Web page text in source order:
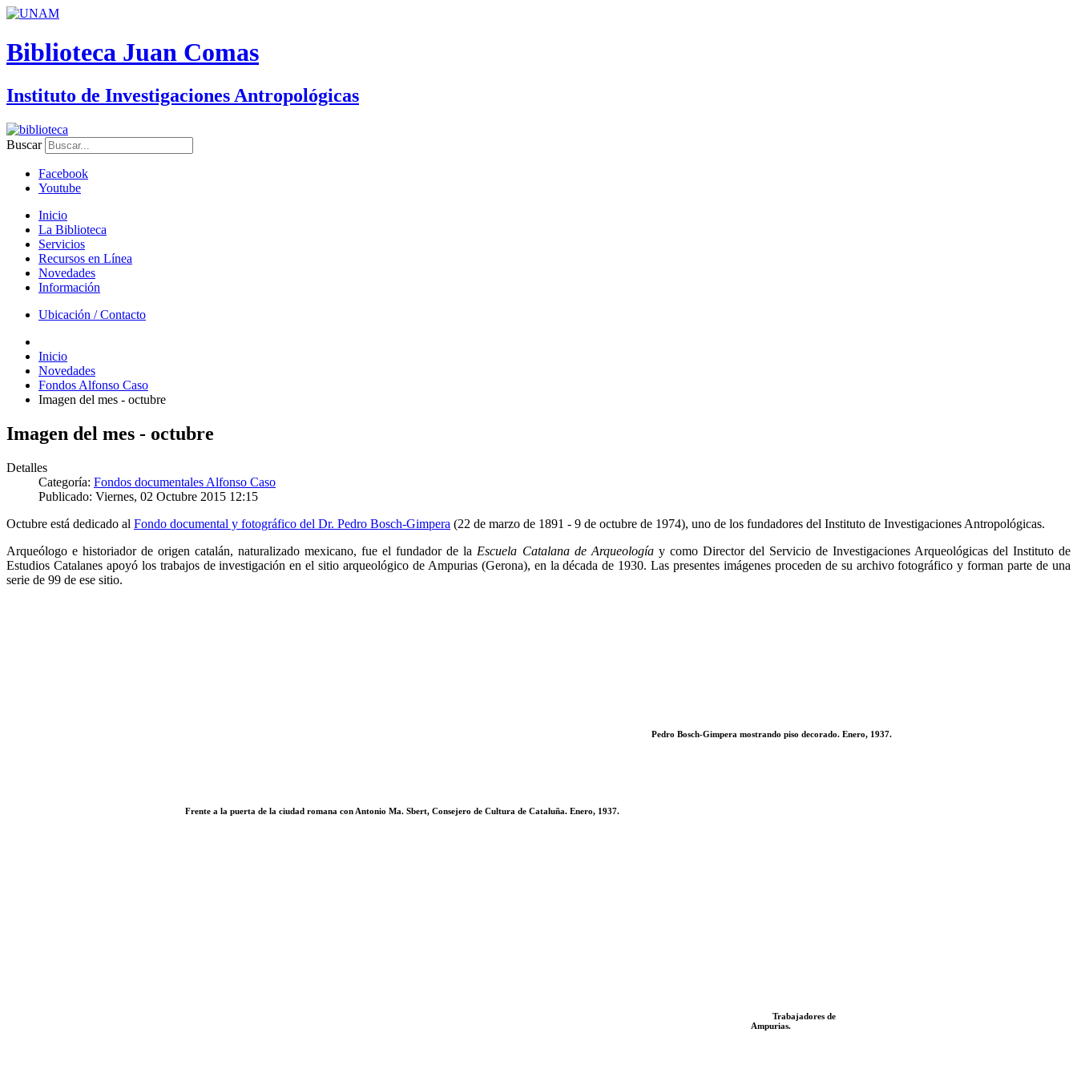
Biblioteca Juan Comas
Instituto de Investigaciones Antropológicas
Buscar
Facebook
Youtube
Inicio
La Biblioteca
Servicios
Recursos en Línea
Novedades
Información
Ubicación / Contacto
Inicio
Novedades
Fondos Alfonso Caso
Imagen del mes - octubre
Imagen del mes - octubre
Detalles
Categoría: Fondos documentales Alfonso Caso
Publicado: Viernes, 02 Octubre 2015 12:15
Octubre está dedicado al Fondo documental y fotográfico del Dr. Pedro Bosch-Gimpera (22 de marzo de 1891 - 9 de octubre de 1974), uno de los fundadores del Instituto de Investigaciones Antropológicas.
Arqueólogo e historiador de origen catalán, naturalizado mexicano, fue el fundador de la Escuela Catalana de Arqueologíay como Director del Servicio de Investigaciones Arqueológicas del Instituto de
Estudios Catalanes apoyó los trabajos de investigación en el sitio arqueológico de Ampurias (Gerona), en la década de 1930. Las presentes imágenes proceden de su archivo fotográfico y forman parte de una
serie de 99 de ese sitio.
Frente a la puerta de la ciudad romana con Antonio Ma. Sbert, Consejero de Cultura de Cataluña. Enero, 1937.
Pedro Bosch-Gimpera mostrando piso decorado. Enero, 1937.
Trabajadores de
Ampurias.